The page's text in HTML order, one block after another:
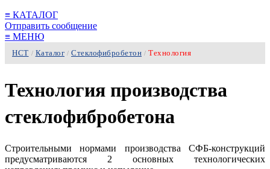
≡ КАТАЛОГ
Отправить сообщение
≡ МЕНЮ
НСТ / Каталог / Стеклофибробетон / Технология
Технология производства
стеклофибробетона
Строительными нормами производства СФБ-конструкций
предусматриваются 2 основных технологических